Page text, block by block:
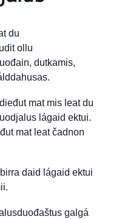
du
ollu
dutkamis,
mat mis leat du
lágaid ektui.
mat leat čadnon
daid lágaid ektui
galgá